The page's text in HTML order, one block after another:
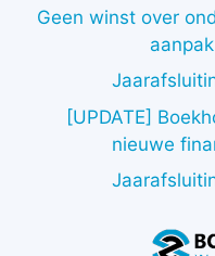
Geen winst over
[UPDATE]
nieuwe